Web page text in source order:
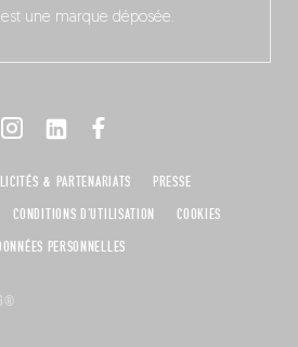
est une marque déposée.
& PARTENARIATS
PRESSE
CONDITIONS D'UTILISATION
COOKIES
PERSONNELLES